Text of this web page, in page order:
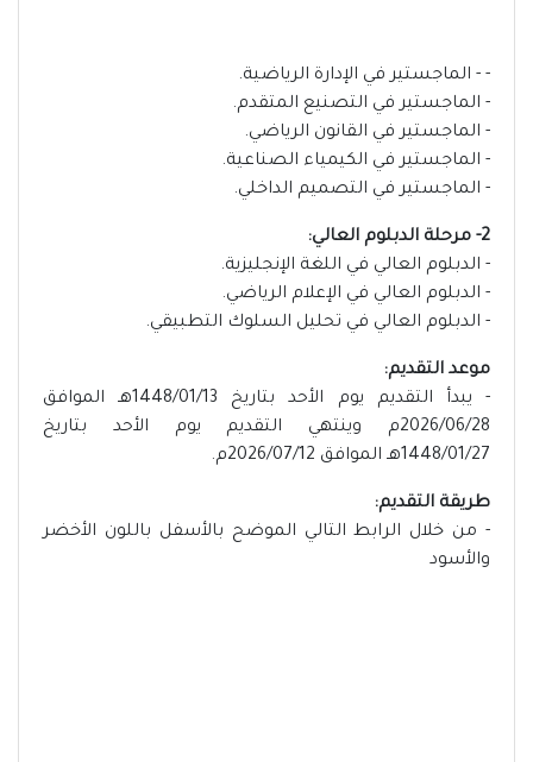
- - الماجستير في الإدارة الرياضية.
- الماجستير في التصنيع المتقدم.
- الماجستير في القانون الرياضي.
- الماجستير في الكيمياء الصناعية.
- الماجستير في التصميم الداخلي.
2- مرحلة الدبلوم العالي:
- الدبلوم العالي في اللغة الإنجليزية.
- الدبلوم العالي في الإعلام الرياضي.
- الدبلوم العالي في تحليل السلوك التطبيقي.
موعد التقديم:
- يبدأ التقديم يوم الأحد بتاريخ 1448/01/13هـ الموافق
2026/06/28م وينتهي التقديم يوم الأحد بتاريخ
1448/01/27هـ الموافق 2026/07/12م.
طريقة التقديم:
- من خلال الرابط التالي الموضح بالأسفل باللون الأخضر
والأسود